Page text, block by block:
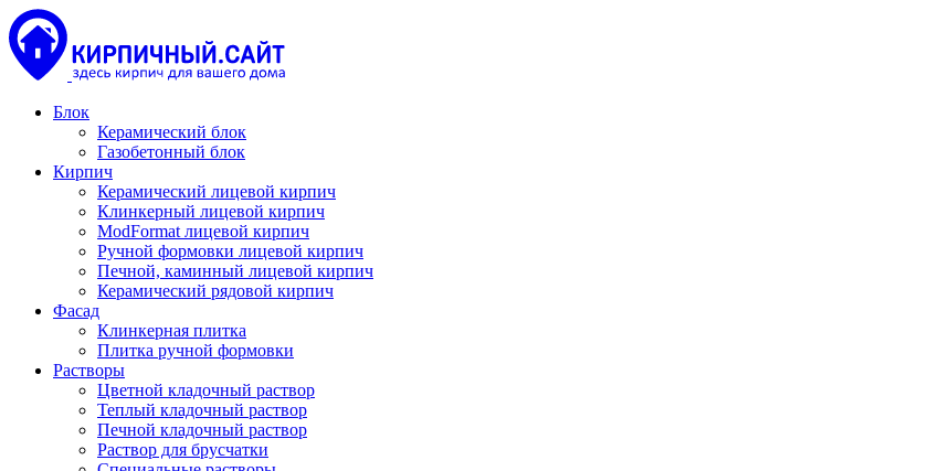
Блок
Керамический блок
Газобетонный блок
Кирпич
Керамический лицевой кирпич
Клинкерный лицевой кирпич
ModFormat лицевой кирпич
Ручной формовки лицевой кирпич
Печной, каминный лицевой кирпич
Керамический рядовой кирпич
Фасад
Клинкерная плитка
Плитка ручной формовки
Растворы
Цветной кладочный раствор
Теплый кладочный раствор
Печной кладочный раствор
Раствор для брусчатки